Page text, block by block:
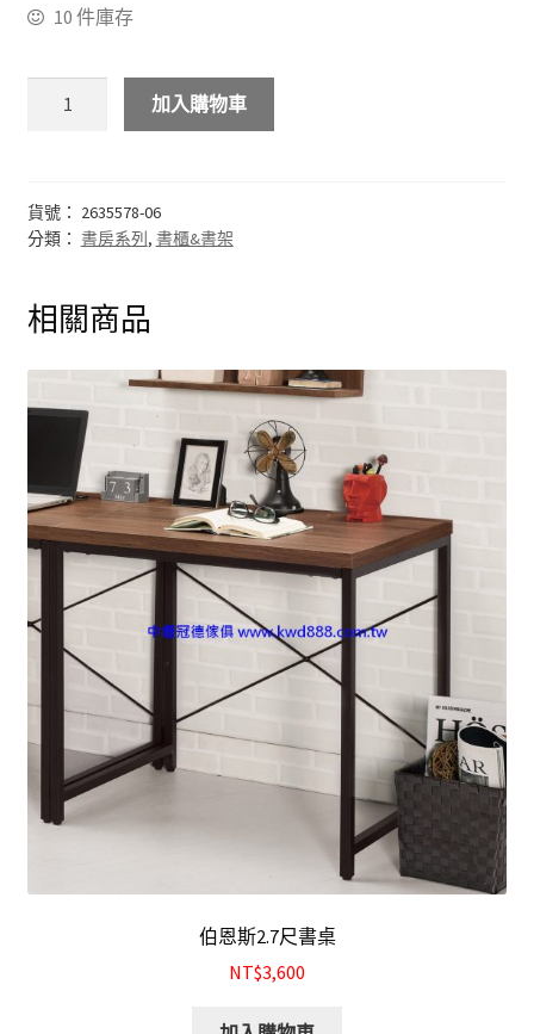
化妝台
床頭櫃
書房系列
書桌&電腦桌
書櫃&書架
其他
結帳
我的帳號
購物車
注意事項
運送注意事項
皮沙發
10 件庫存
加入購物車
貨號： 2635578-06
分類： 書房系列, 書櫃&書架
相關商品
伯恩斯2.7尺書桌
NT$3,600